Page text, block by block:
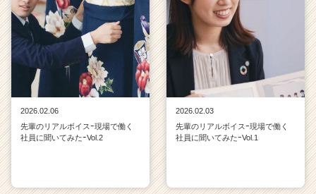
2026.02.06
先輩のリアルボイスｰ現場で働く
社員に聞いてみたｰVol.2
2026.02.03
先輩のリアルボイスｰ現場で働く
社員に聞いてみたｰVol.1